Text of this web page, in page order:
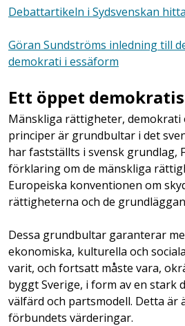
Debattartikeln i Sydsvenskan
Göran Sundströms inledning till
demokrati i essäform
Ett öppet
Mänskliga rättigheter, demokrati
principer är grundbultar i det
har fastställts i svensk grundlag,
förklaring om de mänskliga
Europeiska konventionen om
rättigheterna och de
Dessa grundbultar garanterar
ekonomiska, kulturella och
varit, och fortsatt måste vara,
byggt Sverige, i form av en stark
välfärd och partsmodell. Detta är
förbundets värderingar.